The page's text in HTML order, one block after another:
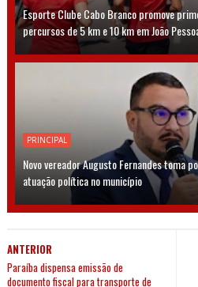
Esporte Clube Cabo Branco promove
percursos de 5 km e 10 km em João
PRINCIPAL
Novo vereador Augusto Fernandes toma
atuação política no município
ANTERIOR
Paraíba dispensa emissão de
documento fiscal para transporte de